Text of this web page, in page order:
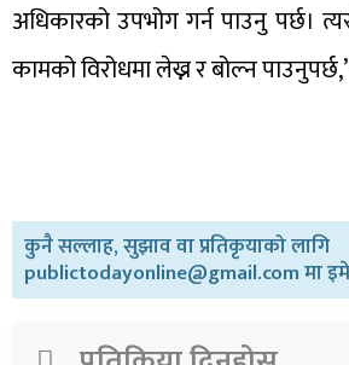
अधिकारको उपभोग गर्न पाउनु पर्छ।
कामको विरोधमा लेख्न र बोल्न
कुनै सल्लाह, सुझाव वा प्रतिकृयाको लागि
publictodayonline@gmail.com मा